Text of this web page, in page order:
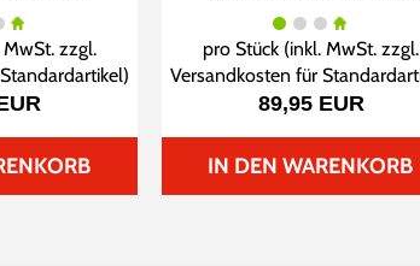
zzgl.
)
pro Stück (inkl. MwSt. zzgl.
Versandkosten für
89,95 EUR
IN DEN WARENKORB